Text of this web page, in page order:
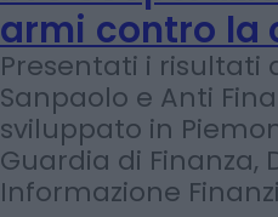
LAVORO E WELFARE
IA e
armi contro la
Presentati i risultati
Sanpaolo e Anti